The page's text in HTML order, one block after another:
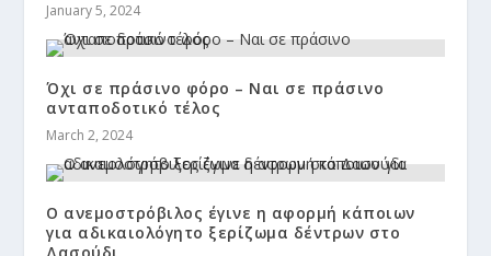
January 5, 2024
Όχι σε πράσινο φόρο – Ναι σε πράσινο
ανταποδοτικό τέλος
March 2, 2024
Ο ανεμοστρόβιλος έγινε η αφορμή κάποιων
για αδικαιολόγητο ξερίζωμα δέντρων στο